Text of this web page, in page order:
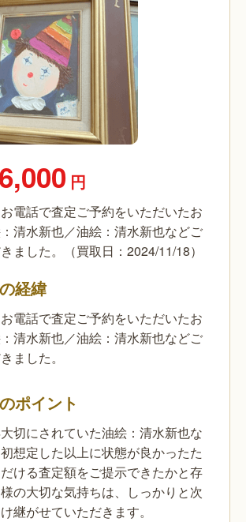
円
電話で査定ご予約をいただいたお
清水新也／油絵：清水新也などご
ました。（買取日：2024/11/18）
経緯
電話で査定ご予約をいただいたお
清水新也／油絵：清水新也などご
ました。
ポイント
切にされていた油絵：清水新也な
想定した以上に状態が良かったた
ける査定額をご提示できたかと存
の大切な気持ちは、しっかりと次
継がせていただきます。